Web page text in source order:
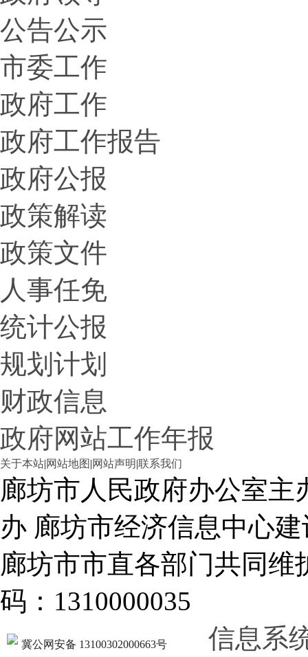
公告公示
市委工作
政府工作
政府工作报告
政府公报
政策解读
政策文件
人事任免
统计公报
规划计划
财政信息
政府网站工作年报
关于本站|网站地图 |网站声明|联系我们
廊坊市人民政府办公室
办 廊坊市经济信息中心建
廊坊市市直各部门共同
码：1310000035
冀公网安备 13100302000663号
信息系